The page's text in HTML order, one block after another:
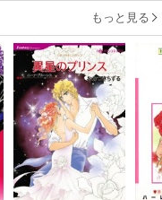
もっと見る